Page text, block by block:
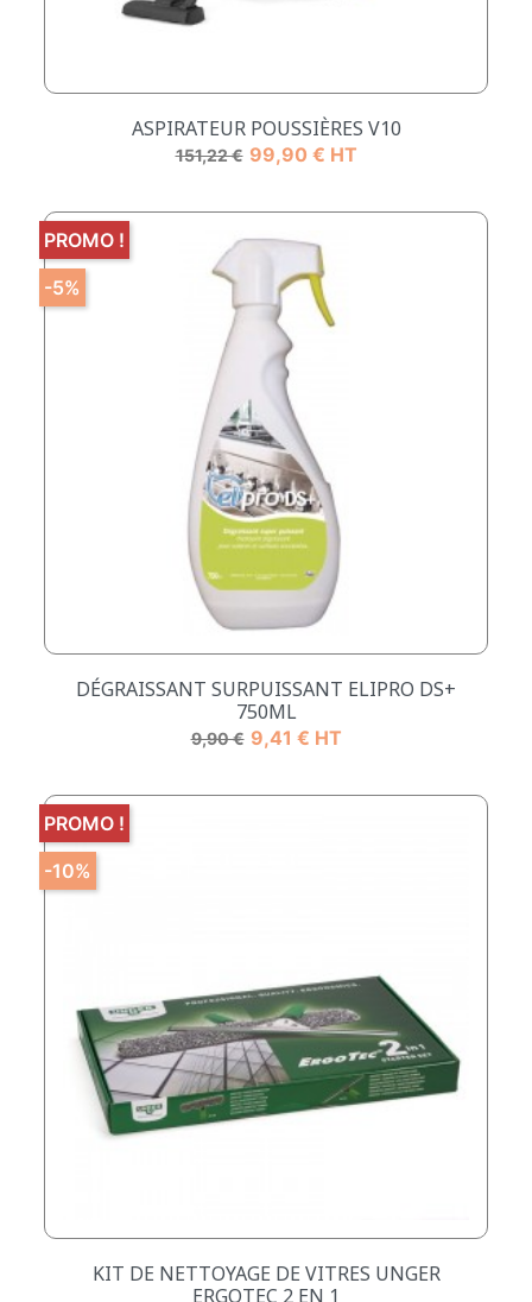
ASPIRATEUR POUSSIÈRES V10
Prix de base
151,22 € Prix
99,90 € HT
DÉGRAISSANT SURPUISSANT ELIPRO DS+
750ML
Prix de base
9,90 € Prix
9,41 € HT
PROMO !
-5%
KIT DE NETTOYAGE DE VITRES UNGER
ERGOTEC 2 EN 1
PROMO !
-10%